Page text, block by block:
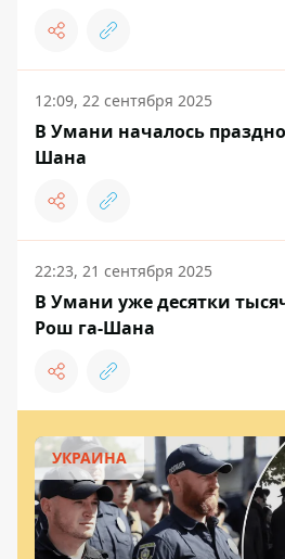
12:09, 22 сентября 2025
В Умани началось
Шана
22:23, 21 сентября 2025
В Умани уже десятки
Рош га-Шана
УКРАИНА